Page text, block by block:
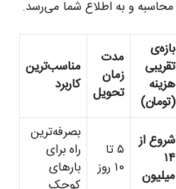
و به اطلاع شما می‌رسد.
بازه‌ی
تقریبی
هزینه
(تومان)
مدت
زمان
تحویل
مناسب‌ترین
کاربرد
شروع از
۱۴
میلیون
۵ تا
۱۰ روز
بصرفه‌ترین
راه برای
بارهای